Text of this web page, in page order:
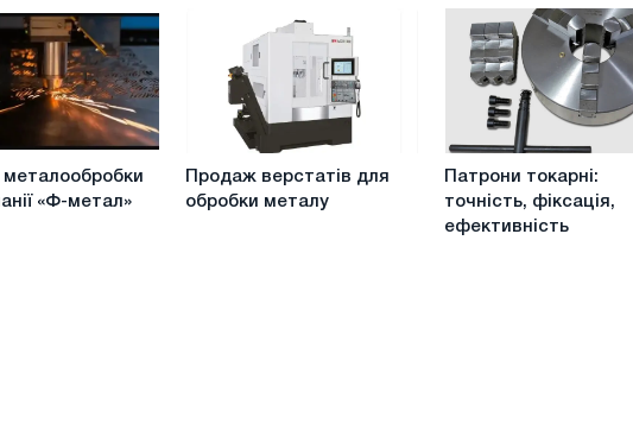
токарного
обладнання
металообробки
«Ф-метал»
Продаж
верстатів
для
Продаж верстатів для
обробки металу
Патрони
токарні:
точність,
фіксація,
Патрони токарні:
точність, фіксація,
ефективність